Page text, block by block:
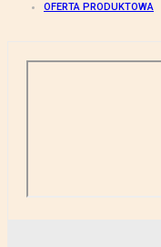
OFERTA PRODUKTOWA